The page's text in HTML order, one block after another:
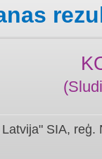
SIA, reģ.